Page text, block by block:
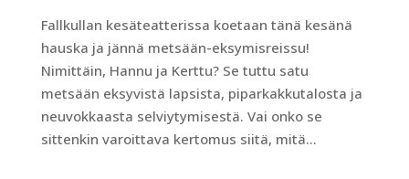
Fallkullan kesäteatterissa koetaan tänä kesänä
hauska ja jännä metsään-eksymisreissu!
Nimittäin, Hannu ja Kerttu? Se tuttu satu
metsään eksyvistä lapsista, piparkakkutalosta ja
neuvokkaasta selviytymisestä. Vai onko se
sittenkin varoittava kertomus siitä, mitä...